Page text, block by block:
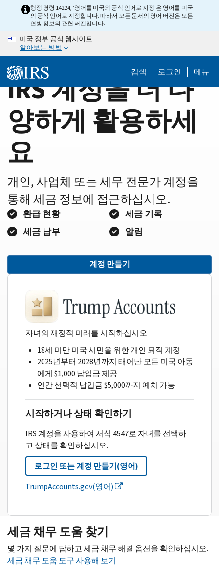
content
Home행정 명령 14224, ‘영어를 미국의 공식 언어로 지정’은 영어를 미국
의 공식 언어로 지정합니다. 따라서 모든 문서의 영어 버전은 모든
연방 정보의 관헌 버전입니다.
미국 정부 공식 웹사이트
알아보는 방법
검색 로그인 메뉴
IRS 계정을 더 다
양하게 활용하세
요
개인, 사업체 또는 세무 전문가 계정을
통해 세금 정보에 접근하십시오.
환급 현황
세금 기록
세금 납부
알림
계정 만들기
자녀의 재정적 미래를 시작하십시오
18세 미만 미국 시민을 위한 개인 퇴직 계정
2025년부터 2028년까지 태어난 모든 미국 아동
에게 $1,000 납입금 제공
연간 선택적 납입금 $5,000까지 예치 가능
시작하거나 상태 확인하기
IRS 계정을 사용하여 서식 4547로 자녀를 선택하
고 상태를 확인하십시오.
로그인 또는 계정 만들기(영어)
TrumpAccounts.gov(영어)
세금 채무 도움 찾기
몇 가지 질문에 답하고 세금 채무 해결 옵션을 확인하십시오.
세금 채무 도움 도구 사용해 보기